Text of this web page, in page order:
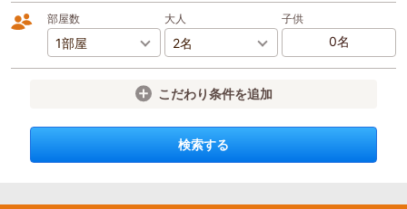
部屋数 大人 子供
こだわり条件を追加
検索する